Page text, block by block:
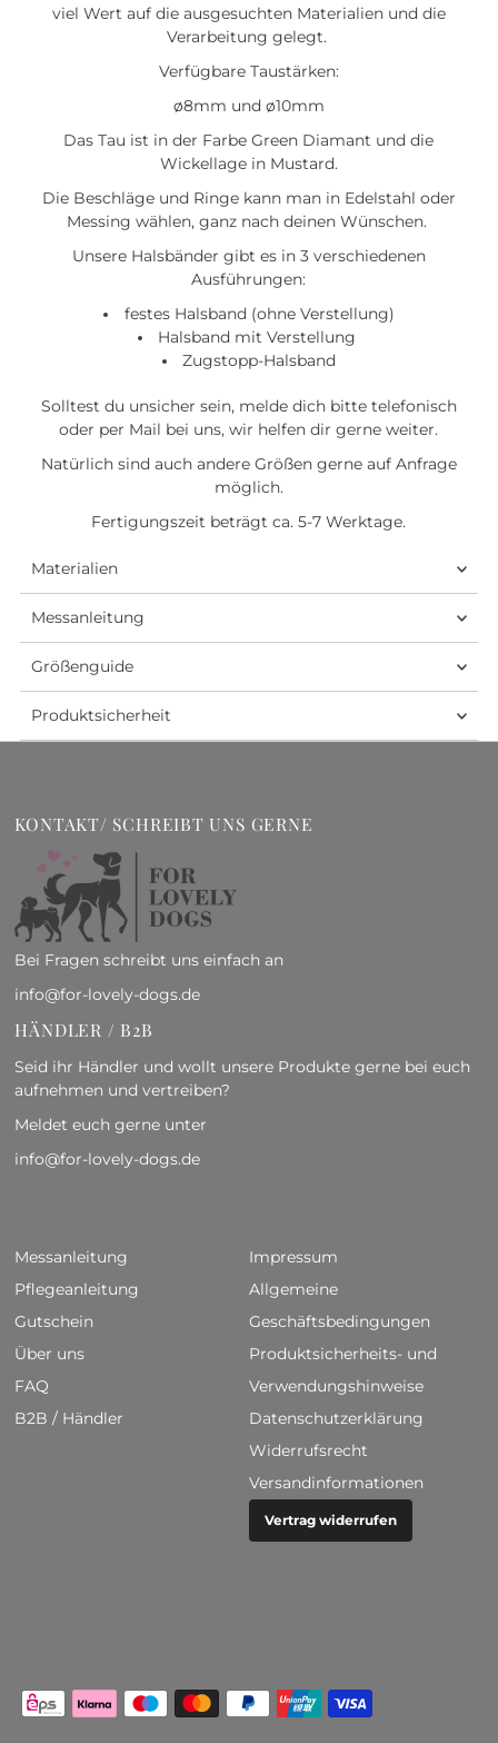
viel Wert auf die ausgesuchten Materialien und die
Verarbeitung gelegt.
Verfügbare Taustärken:
ø8mm und ø10mm
Das Tau ist in der Farbe Green Diamant und die
Wickellage in Mustard.
Die Beschläge und Ringe kann man in Edelstahl oder
Messing wählen, ganz nach deinen Wünschen.
Unsere Halsbänder gibt es in 3 verschiedenen
Ausführungen:
festes Halsband (ohne Verstellung)
Halsband mit Verstellung
Zugstopp-Halsband
Solltest du unsicher sein, melde dich bitte telefonisch
oder per Mail bei uns, wir helfen dir gerne weiter.
Natürlich sind auch andere Größen gerne auf Anfrage
möglich.
Fertigungszeit beträgt ca. 5-7 Werktage.
Materialien
Messanleitung
Größenguide
Produktsicherheit
KONTAKT/ SCHREIBT UNS GERNE
Bei Fragen schreibt uns einfach an
info@for-lovely-dogs.de
HÄNDLER / B2B
Seid ihr Händler und wollt unsere Produkte gerne bei euch
aufnehmen und vertreiben?
Meldet euch gerne unter
info@for-lovely-dogs.de
Messanleitung
Pflegeanleitung
Gutschein
Über uns
FAQ
B2B / Händler
Impressum
Allgemeine
Geschäftsbedingungen
Produktsicherheits- und
Verwendungshinweise
Datenschutzerklärung
Widerrufsrecht
Versandinformationen
Vertrag widerrufen